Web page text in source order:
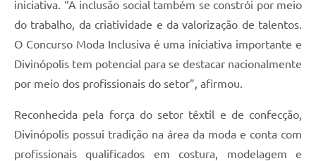
iniciativa. “A inclusão social também se constrói por meio
do trabalho, da criatividade e da valorização de talentos.
O Concurso Moda Inclusiva é uma iniciativa importante e
Divinópolis tem potencial para se destacar nacionalmente
por meio dos profissionais do setor”, afirmou.
Reconhecida pela força do setor têxtil e de confecção,
Divinópolis possui tradição na área da moda e conta com
profissionais qualificados em costura, modelagem e